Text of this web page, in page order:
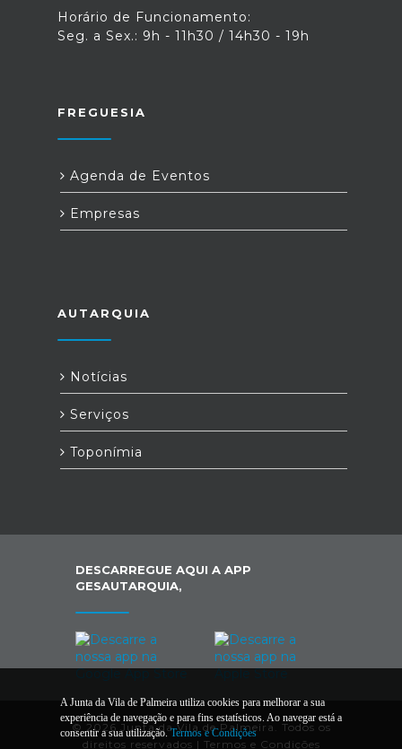
Horário de Funcionamento:
Seg. a Sex.: 9h - 11h30 / 14h30 - 19h
FREGUESIA
Agenda de Eventos
Empresas
AUTARQUIA
Notícias
Serviços
Toponímia
DESCARREGUE AQUI A APP
GESAUTARQUIA,
© 2026 Junta da Vila de Palmeira. Todos os
direitos reservados | Termos e Condições
A Junta da Vila de Palmeira utiliza cookies para melhorar a sua
experiência de navegação e para fins estatísticos. Ao navegar está a
consentir a sua utilização.Termos e Condições